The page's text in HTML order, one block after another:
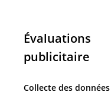
Évaluations
publicitaire
Collecte des